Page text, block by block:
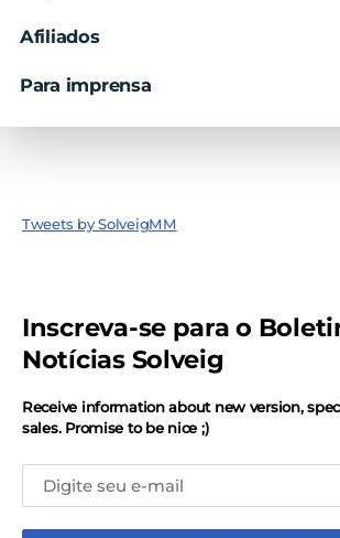
Afiliados
Para imprensa
Tweets by SolveigMM
Inscreva-se para o
Notícias Solveig
Receive information about new version,
sales. Promise to be nice ;)